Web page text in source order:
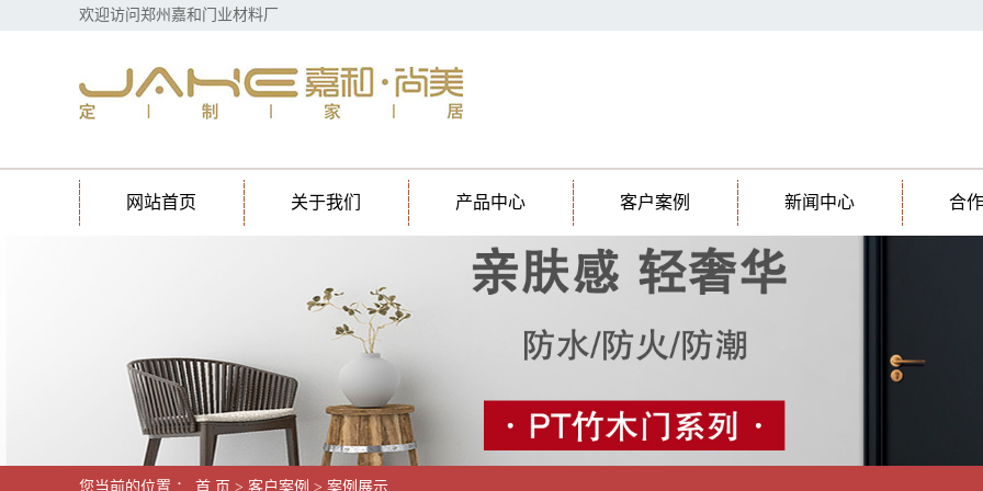
欢迎访问郑州嘉和门业材料厂
网站首页 关于我们 产品中心 客户案例 新闻中心 合
您当前的位置 ： 首 页 > 客户案例 > 案例展示